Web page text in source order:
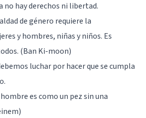
no hay derechos ni libertad.
de género requiere la
y hombres, niñas y niños. Es
(Ban Ki-moon)
luchar por hacer que se cumpla
es como un pez sin una